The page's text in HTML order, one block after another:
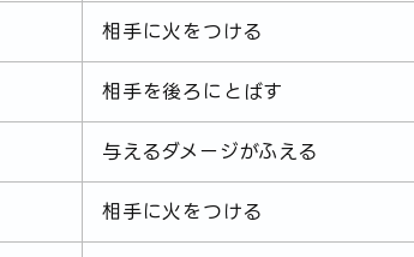
相手に火をつける
相手を後ろにとばす
与えるダメージがふえる
相手に火をつける